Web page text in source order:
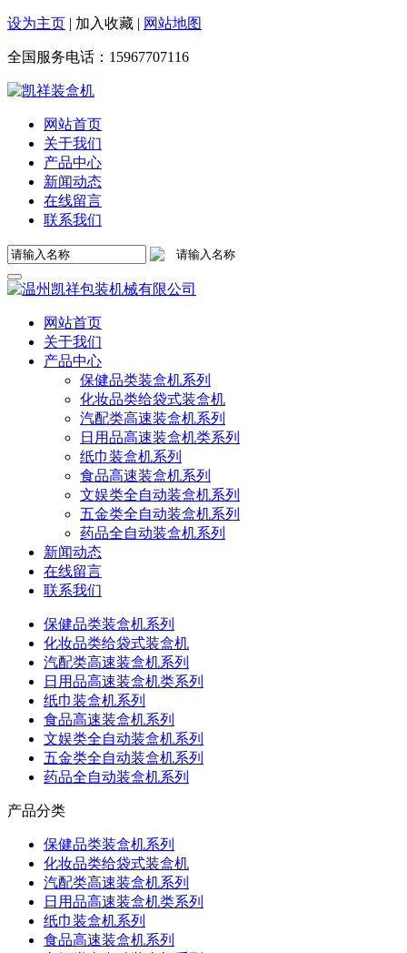
设为主页 | 加入收藏 | 网站地图
全国服务电话： 15967707116
网站首页
关于我们
产品中心
新闻动态
在线留言
联系我们
网站首页
关于我们
产品中心
保健品类装盒机系列
化妆品类给袋式装盒机
汽配类高速装盒机系列
日用品高速装盒机类系列
纸巾装盒机系列
食品高速装盒机系列
文娱类全自动装盒机系列
五金类全自动装盒机系列
药品全自动装盒机系列
新闻动态
在线留言
联系我们
保健品类装盒机系列
化妆品类给袋式装盒机
汽配类高速装盒机系列
日用品高速装盒机类系列
纸巾装盒机系列
食品高速装盒机系列
文娱类全自动装盒机系列
五金类全自动装盒机系列
药品全自动装盒机系列
产品分类
保健品类装盒机系列
化妆品类给袋式装盒机
汽配类高速装盒机系列
日用品高速装盒机类系列
纸巾装盒机系列
食品高速装盒机系列